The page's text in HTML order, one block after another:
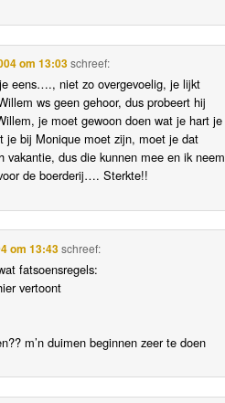
om 13:03schreef:
eens…., niet zo overgevoelig, je lijkt
ws geen gehoor, dus probeert hij
je moet gewoon doen wat je hart je
je bij Monique moet zijn, moet je dat
vakantie, dus die kunnen mee en ik neem
de boerderij…. Sterkte!!
om 13:43schreef:
fatsoensregels:
vertoont
m’n duimen beginnen zeer te doen